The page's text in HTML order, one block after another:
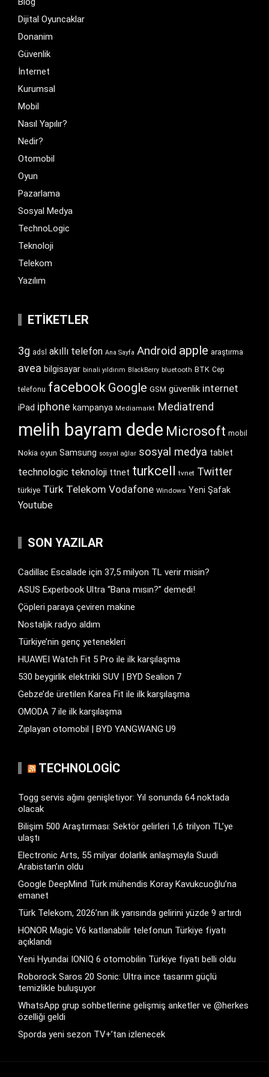
Dijital Oyuncaklar
Donanim
Güvenlik
İnternet
Kurumsal
Mobil
Nasıl Yapılır?
Nedir?
Otomobil
Oyun
Pazarlama
Sosyal Medya
TechnoLogic
Teknoloji
Telekom
Yazılım
ETIKETLER
3g adsl akıllı telefon Ana Sayfa Android apple araştırma
avea bilgisayar binali yıldırım BlackBerry bluetooth BTK Cep
telefonu facebook Google GSM güvenlik internet
iPad iphone kampanya Mediamarkt Mediatrend
melih bayram dede Microsoft mobil
Nokia oyun Samsung sosyal ağlar sosyal medya tablet
technologic teknoloji ttnet turkcell tvnet Twitter
türkiye Türk Telekom Vodafone Windows Yeni Şafak
Youtube
SON YAZILAR
Cadillac Escalade için 37,5 milyon TL verir misin?
ASUS Experbook Ultra “Bana mısın?” demedi!
Çöpleri paraya çeviren makine
Nostaljik radyo aldım
Türkiye’nin genç yetenekleri
HUAWEI Watch Fit 5 Pro ile ilk karşılaşma
530 beygirlik elektrikli SUV | BYD Sealion 7
Gebze’de üretilen Karea Fit ile ilk karşılaşma
OMODA 7 ile ilk karşılaşma
Zıplayan otomobil | BYD YANGWANG U9
TECHNOLOGIC
Togg servis ağını genişletiyor: Yıl sonunda 64 noktada
olacak
Bilişim 500 Araştırması: Sektör gelirleri 1,6 trilyon TL’ye
ulaştı
Electronic Arts, 55 milyar dolarlık anlaşmayla Suudi
Arabistan’ın oldu
Google DeepMind Türk mühendis Koray Kavukcuoğlu’na
emanet
Türk Telekom, 2026’nın ilk yarısında gelirini yüzde 9 artırdı
HONOR Magic V6 katlanabilir telefonun Türkiye fiyatı
açıklandı
Yeni Hyundai IONIQ 6 otomobilin Türkiye fiyatı belli oldu
Roborock Saros 20 Sonic: Ultra ince tasarım güçlü
temizlikle buluşuyor
WhatsApp grup sohbetlerine gelişmiş anketler ve @herkes
özelliği geldi
Sporda yeni sezon TV+’tan izlenecek